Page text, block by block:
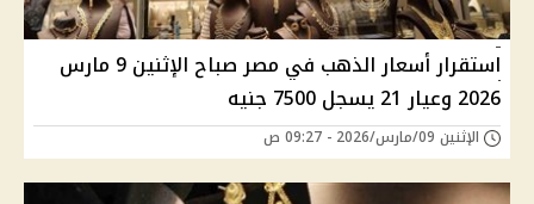
استقرار أسعار الذهب في مصر صباح الإثنين 9 مارس
2026 وعيار 21 يسجل 7500 جنيه
الإثنين 09/مارس/2026 - 09:27 ص